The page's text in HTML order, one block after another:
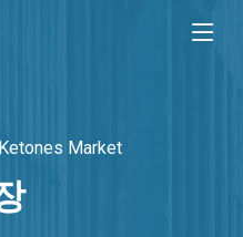
Market